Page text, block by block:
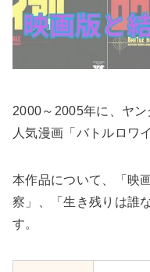
2000～2005年に、ヤ
人気漫画「バトルロワ
本作品について、「映
察」、「生き残りは誰
す。